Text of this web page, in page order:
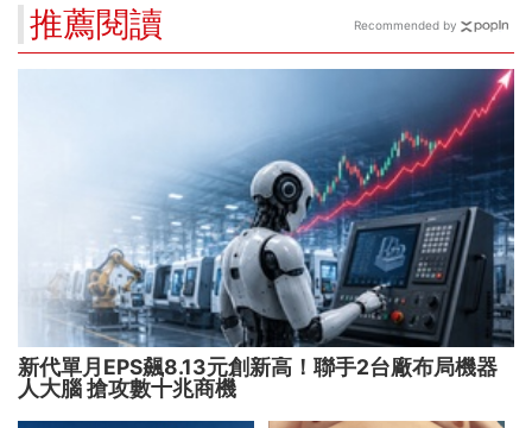
推薦閱讀
新代單月EPS飆8.13元創新高！聯手2台廠布局機器
人大腦 搶攻數十兆商機
Recommended by